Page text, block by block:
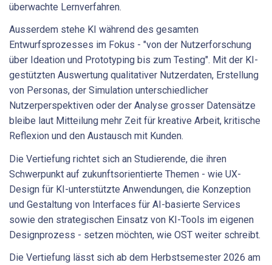
überwachte Lernverfahren.
Ausserdem stehe KI während des gesamten
Entwurfsprozesses im Fokus - "von der Nutzerforschung
über Ideation und Prototyping bis zum Testing". Mit der KI-
gestützten Auswertung qualitativer Nutzerdaten, Erstellung
von Personas, der Simulation unterschiedlicher
Nutzerperspektiven oder der Analyse grosser Datensätze
bleibe laut Mitteilung mehr Zeit für kreative Arbeit, kritische
Reflexion und den Austausch mit Kunden.
Die Vertiefung richtet sich an Studierende, die ihren
Schwerpunkt auf zukunftsorientierte Themen - wie UX-
Design für KI-unterstützte Anwendungen, die Konzeption
und Gestaltung von Interfaces für AI-basierte Services
sowie den strategischen Einsatz von KI-Tools im eigenen
Designprozess - setzen möchten, wie OST weiter schreibt.
Die Vertiefung lässt sich ab dem Herbstsemester 2026 am